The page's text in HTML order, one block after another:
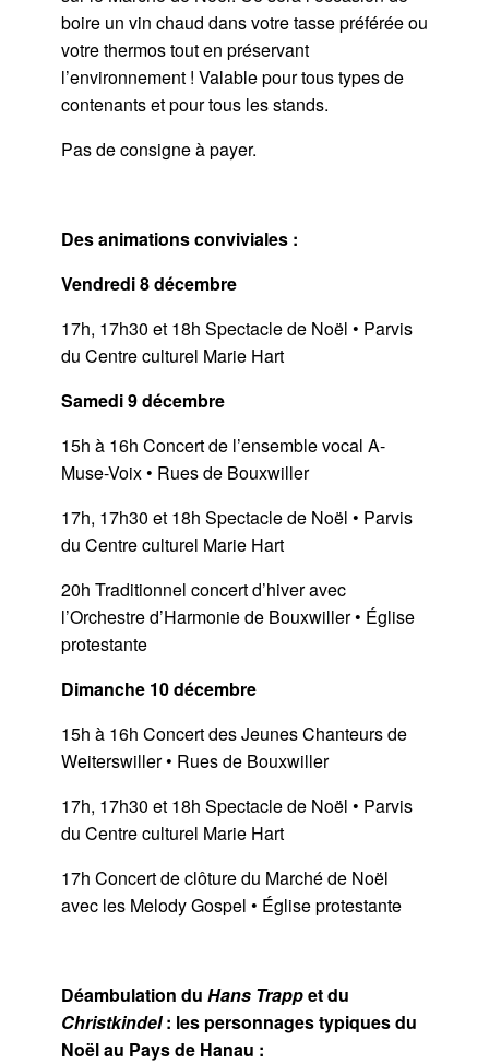
boire un vin chaud dans votre tasse préférée ou
votre thermos tout en préservant
l’environnement ! Valable pour tous types de
contenants et pour tous les stands.
Pas de consigne à payer.
Des animations conviviales :
Vendredi 8 décembre
17h, 17h30 et 18h Spectacle de Noël • Parvis
du Centre culturel Marie Hart
Samedi 9 décembre
15h à 16h Concert de l’ensemble vocal A-
Muse-Voix • Rues de Bouxwiller
17h, 17h30 et 18h Spectacle de Noël • Parvis
du Centre culturel Marie Hart
20h Traditionnel concert d’hiver avec
l’Orchestre d’Harmonie de Bouxwiller • Église
protestante
Dimanche 10 décembre
15h à 16h Concert des Jeunes Chanteurs de
Weiterswiller • Rues de Bouxwiller
17h, 17h30 et 18h Spectacle de Noël • Parvis
du Centre culturel Marie Hart
17h Concert de clôture du Marché de Noël
avec les Melody Gospel • Église protestante
Déambulation du Hans Trappet du
Christkindel: les personnages typiques du
Noël au Pays de Hanau :